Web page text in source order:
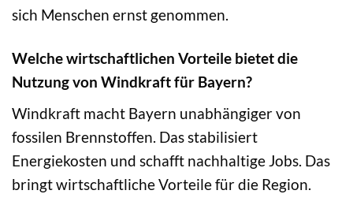
sich Menschen ernst genommen.
Welche wirtschaftlichen Vorteile bietet die
Nutzung von Windkraft für Bayern?
Windkraft macht Bayern unabhängiger von
fossilen Brennstoffen. Das stabilisiert
Energiekosten und schafft nachhaltige Jobs. Das
bringt wirtschaftliche Vorteile für die Region.